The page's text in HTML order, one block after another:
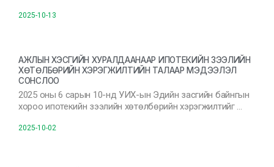
2025-10-13
АЖЛЫН ХЭСГИЙН ХУРАЛДААНААР ИПОТЕКИЙН ЗЭЭЛИЙН
ХӨТӨЛБӨРИЙН ХЭРЭГЖИЛТИЙН ТАЛААР МЭДЭЭЛЭЛ
СОНСЛОО
2025 оны 6 сарын 10-нд УИХ-ын Эдийн засгийн байнгын
хороо ипотекийн зээлийн хөтөлбөрийн хэрэгжилтийг …
2025-10-02